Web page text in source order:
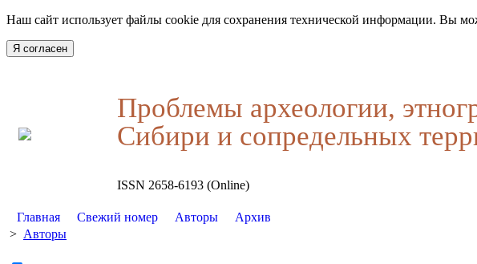
Наш сайт использует файлы cookie для сохранения технической информации. Вы
Я согласен
Проблемы археологии,
Сибири и сопредельных
ISSN 2658-6193 (Online)
Главная Свежий номер Авторы
Архив
> Авторы